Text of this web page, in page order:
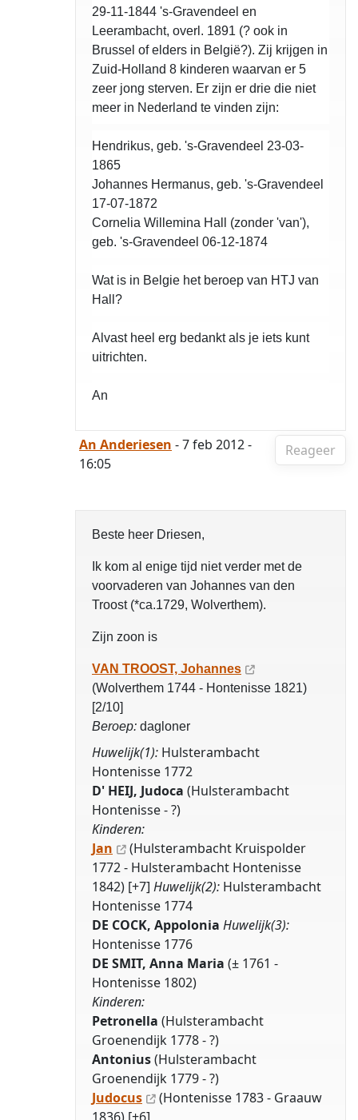
29-11-1844 's-Gravendeel en
Leerambacht, overl. 1891 (? ook in
Brussel of elders in België?). Zij krijgen in
Zuid-Holland 8 kinderen waarvan er 5
zeer jong sterven. Er zijn er drie die niet
meer in Nederland te vinden zijn:
Hendrikus, geb. 's-Gravendeel 23-03-
1865
Johannes Hermanus, geb. 's-Gravendeel
17-07-1872
Cornelia Willemina Hall (zonder 'van'),
geb. 's-Gravendeel 06-12-1874
Wat is in Belgie het beroep van HTJ van
Hall?
Alvast heel erg bedankt als je iets kunt
uitrichten.
An
Reageer
An Anderiesen - 7 feb 2012 -
16:05
Beste heer Driesen,
Ik kom al enige tijd niet verder met de
voorvaderen van Johannes van den
Troost (*ca.1729, Wolverthem).
Zijn zoon is
VAN TROOST, Johannes
(Wolverthem 1744 - Hontenisse 1821)
[2/10]
Beroep: dagloner
Huwelijk(1): Hulsterambacht
Hontenisse 1772
D' HEIJ, Judoca (Hulsterambacht
Hontenisse - ?)
Kinderen:
Jan
(Hulsterambacht Kruispolder
1772 - Hulsterambacht Hontenisse
1842) [+7] Huwelijk(2): Hulsterambacht
Hontenisse 1774
DE COCK, Appolonia Huwelijk(3):
Hontenisse 1776
DE SMIT, Anna Maria (± 1761 -
Hontenisse 1802)
Kinderen:
Petronella (Hulsterambacht
Groenendijk 1778 - ?)
Antonius(Hulsterambacht
Groenendijk 1779 - ?)
Judocus
(Hontenisse 1783 - Graauw